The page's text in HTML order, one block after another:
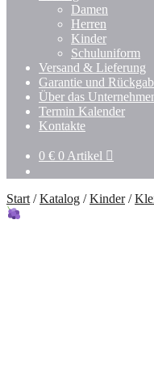
Damen
Herren
Kinder
Schuluniform
Versand & Lieferung
Garantie und
Über das
Termin Kalender
Kontakte
0 € 0 Artikel
Start /Katalog /Kinder/